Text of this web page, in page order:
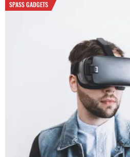
SPASS GADGETS